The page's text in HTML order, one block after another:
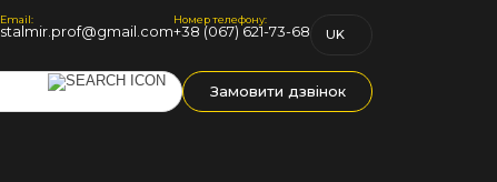
Email:
stalmir.prof@gmail.com
Номер телефону:
+38 (067) 621-73-68
UK
Замовити дзвінок